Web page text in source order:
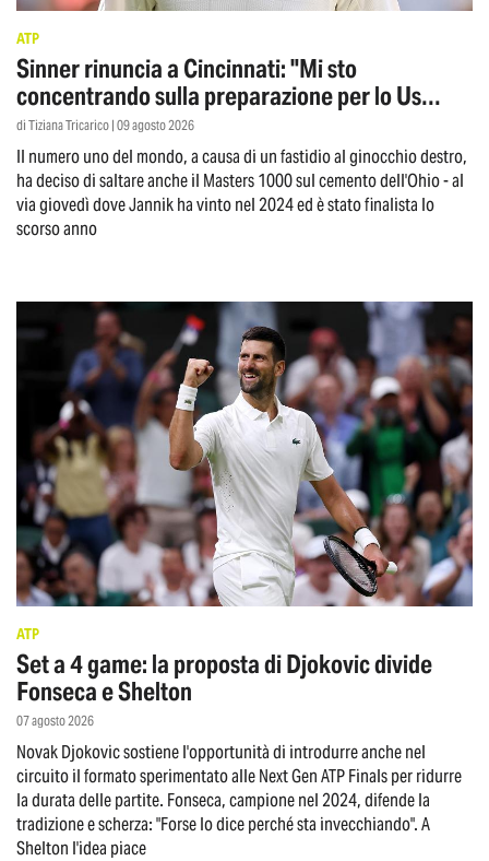
ATP
Sinner rinuncia a Cincinnati: "Mi sto
concentrando sulla preparazione per lo Us
Open"
di Tiziana Tricarico | 09 agosto 2026
Il numero uno del mondo, a causa di un fastidio al ginocchio destro,
ha deciso di saltare anche il Masters 1000 sul cemento dell'Ohio - al
via giovedì dove Jannik ha vinto nel 2024 ed è stato finalista lo
scorso anno
ATP
Set a 4 game: la proposta di Djokovic divide
Fonseca e Shelton
07 agosto 2026
Novak Djokovic sostiene l'opportunità di introdurre anche nel
circuito il formato sperimentato alle Next Gen ATP Finals per ridurre
la durata delle partite. Fonseca, campione nel 2024, difende la
tradizione e scherza: "Forse lo dice perché sta invecchiando". A
Shelton l'idea piace